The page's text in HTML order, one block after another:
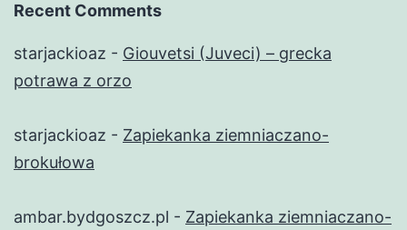
Recent Comments
starjackioaz - Giouvetsi (Juveci) – grecka
potrawa z orzo
starjackioaz - Zapiekanka ziemniaczano-
brokułowa
ambar.bydgoszcz.pl - Zapiekanka ziemniaczano-